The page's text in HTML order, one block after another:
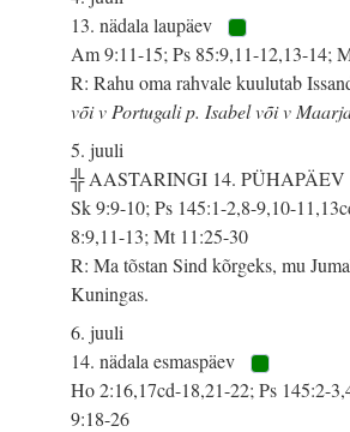
13. nädala laupäev
Am 9:11-15; Ps 85:9,11-12,13-14;
R: Rahu oma rahvale kuulutab
või v Portugali p. Isabel või v
5. juuli
╬ AASTARINGI 14. PÜHAPÄEV
Sk 9:9-10; Ps 145:1-2,8-9,10-
8:9,11-13; Mt 11:25-30
R: Ma tõstan Sind kõrgeks, mu
Kuningas.
6. juuli
14. nädala esmaspäev
Ho 2:16,17cd-18,21-22; Ps 145:2-
9:18-26